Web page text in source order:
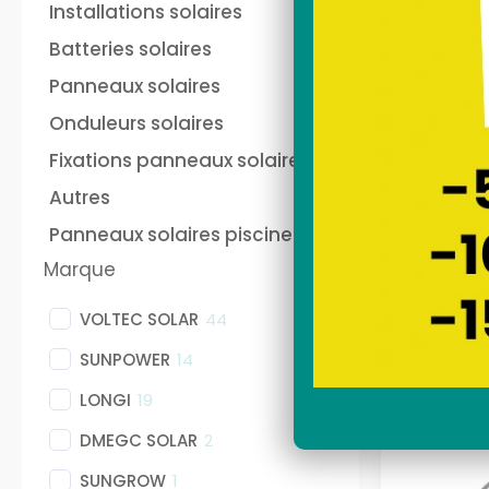
Sunethic sur prise 220V
batterie panneau solaire
Nos stations solaires
Installations solaires
Batteries solaires
Panneaux solaires
Onduleurs solaires
Fixations panneaux solaires
Autres
Panneaux solaires piscine
Marque
VOLTEC SOLAR 44
SUNPOWER 14
LONGI 19
DMEGC SOLAR 2
SUNGROW 1